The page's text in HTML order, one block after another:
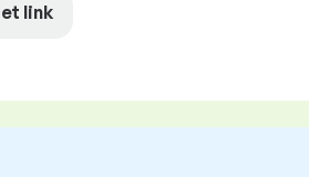
link